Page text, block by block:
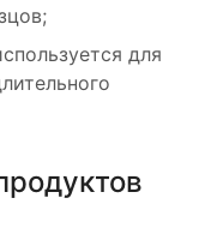
для